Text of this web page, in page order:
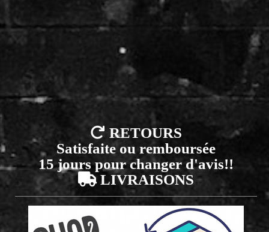
 RETOURS
Satisfaite ou remboursée
15 jours pour changer d'avis!!
 LIVRAISONS